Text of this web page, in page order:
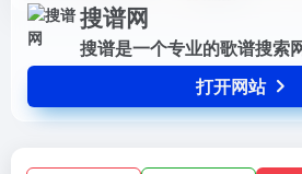
搜谱网
打开网站